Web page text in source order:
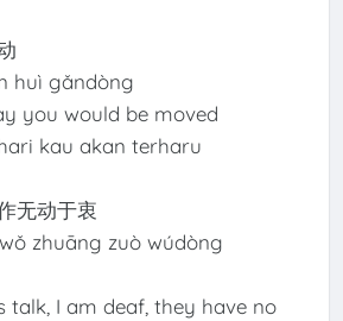
huì gǎndòng
you would be moved
kau akan terharu
无动于衷
zhuāng zuò wúdòng
talk, I am deaf, they have no